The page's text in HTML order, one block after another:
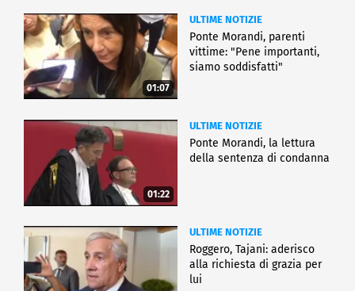
01:07
ULTIME NOTIZIE
Ponte Morandi, parenti
vittime: "Pene importanti,
siamo soddisfatti"
01:22
ULTIME NOTIZIE
Ponte Morandi, la lettura
della sentenza di condanna
ULTIME NOTIZIE
Roggero, Tajani: aderisco
alla richiesta di grazia per
lui